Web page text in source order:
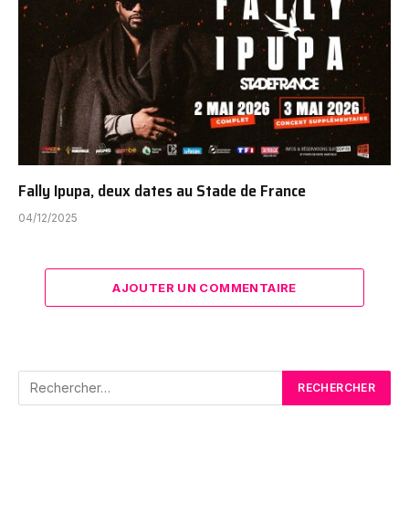
Fally Ipupa, deux dates au Stade de France
04/12/2025
AJOUTER UN COMMENTAIRE